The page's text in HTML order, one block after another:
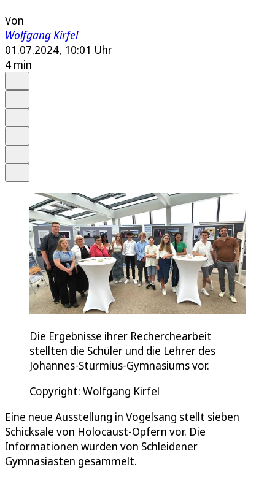
Von
Wolfgang Kirfel
01.07.2024, 10:01 Uhr
4 min
Die Ergebnisse ihrer Recherchearbeit
stellten die Schüler und die Lehrer des
Johannes-Sturmius-Gymnasiums vor.
Copyright: Wolfgang Kirfel
Eine neue Ausstellung in Vogelsang stellt sieben
Schicksale von Holocaust-Opfern vor. Die
Informationen wurden von Schleidener
Gymnasiasten gesammelt.